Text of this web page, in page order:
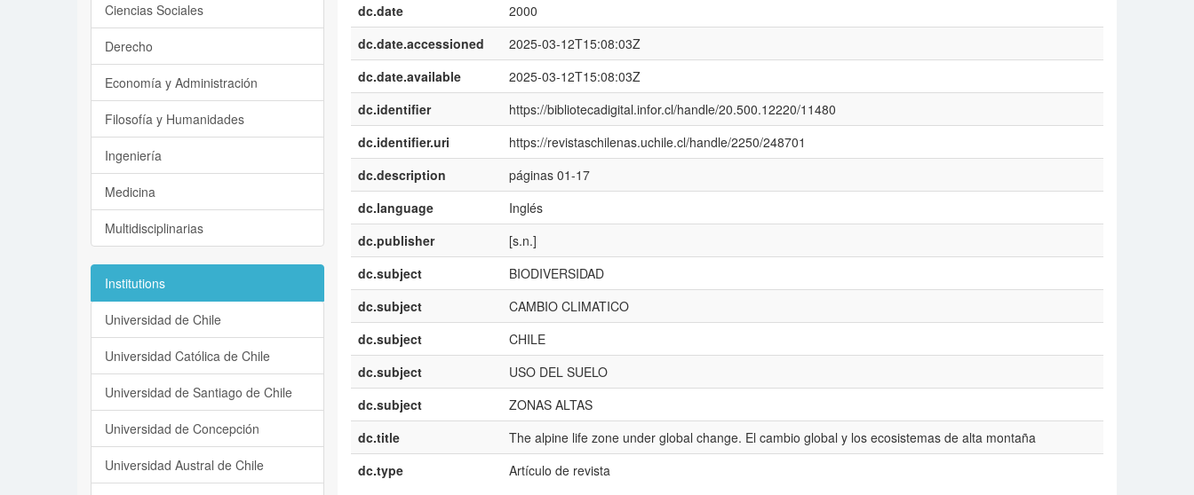
dc.date
2000
dc.date.accessioned
2025-03-12T15:08:03Z
dc.date.available
2025-03-12T15:08:03Z
dc.identifier
https://bibliotecadigital.infor.cl/handle/20.500.12220/11480
dc.identifier.uri
https://revistaschilenas.uchile.cl/handle/2250/248701
dc.description
páginas 01-17
dc.language
Inglés
dc.publisher
[s.n.]
dc.subject
BIODIVERSIDAD
dc.subject
CAMBIO CLIMATICO
dc.subject
CHILE
dc.subject
USO DEL SUELO
dc.subject
ZONAS ALTAS
dc.title
The alpine life zone under global change. El cambio global y los ecosistemas de alta montaña
dc.type
Artículo de revista
Ciencias Sociales
Derecho
Economía y Administración
Filosofía y Humanidades
Ingeniería
Medicina
Multidisciplinarias
Institutions
Universidad de Chile
Universidad Católica de Chile
Universidad de Santiago de Chile
Universidad de Concepción
Universidad Austral de Chile